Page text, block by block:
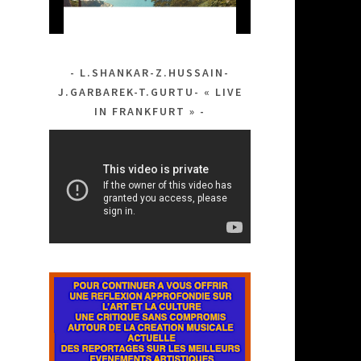
L.SHANKAR-Z.HUSSAIN-
J.GARBAREK-T.GURTU- « LIVE
IN FRANKFURT »